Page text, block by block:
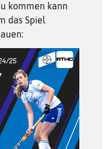
kommen kann
das Spiel